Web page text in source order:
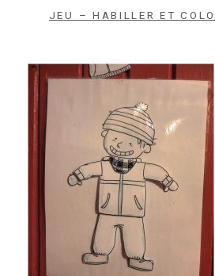
JEU – HABILLER ET